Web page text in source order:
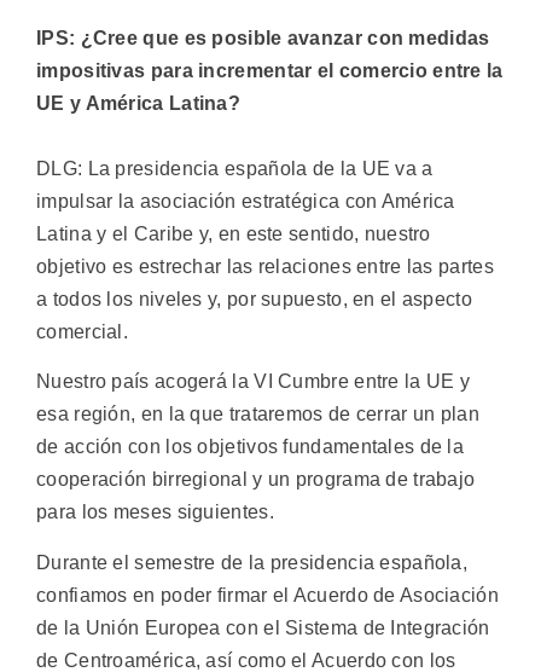
IPS: ¿Cree que es posible avanzar con medidas
impositivas para incrementar el comercio entre la
UE y América Latina?
DLG: La presidencia española de la UE va a
impulsar la asociación estratégica con América
Latina y el Caribe y, en este sentido, nuestro
objetivo es estrechar las relaciones entre las partes
a todos los niveles y, por supuesto, en el aspecto
comercial.
Nuestro país acogerá la VI Cumbre entre la UE y
esa región, en la que trataremos de cerrar un plan
de acción con los objetivos fundamentales de la
cooperación birregional y un programa de trabajo
para los meses siguientes.
Durante el semestre de la presidencia española,
confiamos en poder firmar el Acuerdo de Asociación
de la Unión Europea con el Sistema de Integración
de Centroamérica, así como el Acuerdo con los